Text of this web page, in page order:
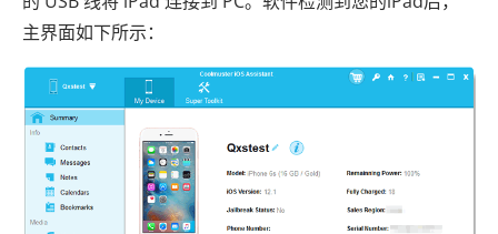
主界面如下所示：